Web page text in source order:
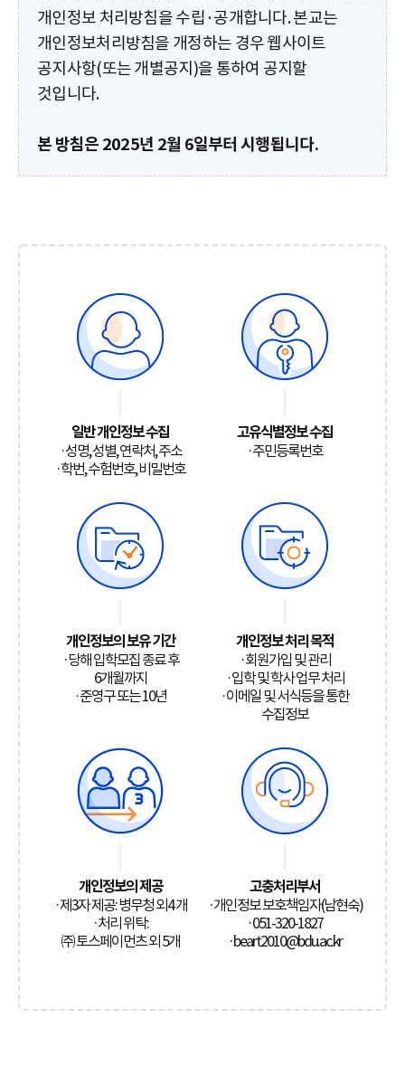
개인정보 처리방침을 수립·공개합니다. 본교는
개인정보처리방침을 개정하는 경우 웹사이트
공지사항(또는 개별공지)을 통하여 공지할
것입니다.
본 방침은 2025년 2월 6일부터 시행됩니다.
일반 개인정보 수집
·성명, 성별, 연락처, 주소
·학번, 수험번호, 비밀번호
고유식별정보 수집
·주민등록번호
개인정보의 보유 기간
·당해 입학모집 종료 후
6개월까지
·준영구 또는 10년
개인정보 처리 목적
·회원가입 및 관리
·입학 및 학사 업무 처리
·이메일 및 서식등을 통한
수집정보
개인정보의 제공
·제3자 제공: 병무청 외4 개
·처리 위탁:
㈜ 토스페이먼츠 외 5개
고충처리부서
·개인정보 보호책임자(남현숙)
·051-320-1827
·beart2010@bdu.ac.kr